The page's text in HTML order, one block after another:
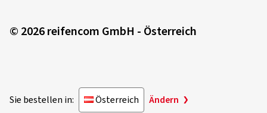
© 2026 reifencom GmbH - Österreich
Sie bestellen in: Österreich Ändern